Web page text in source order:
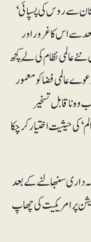
سے روس کی پسپائی‘
سے اس کا غرور اور
ان ۱۲‘ ۱۳ برسوں میں نئے عالمی نظام کی لَے کچھ
عالمی فضا کو معمور
وہ ناقابل تسخیر
حیثیت اختیار کر چکا
داری سنبھالنے کے بعد
پر امریکیت کی چھاپ